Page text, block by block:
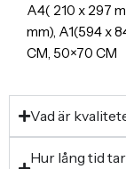
A4( 210 x 297
mm), A1(594 x
CM, 50×70 CM
Vad är
Hur lång tid